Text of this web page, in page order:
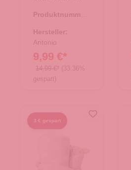
Produktnummer:
Hersteller:
Antonio
9,99 €*
14,99 €* (33.36%
gespart)
3 € gespart